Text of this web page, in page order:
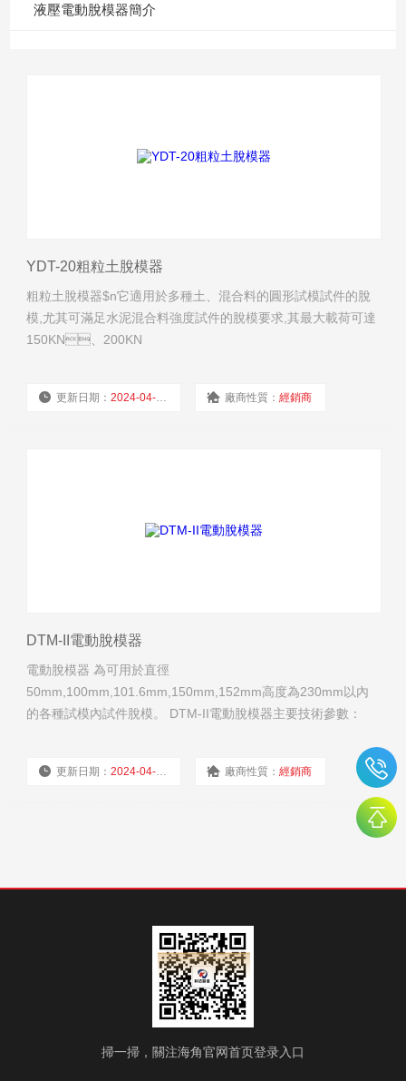
液壓電動脫模器簡介
YDT-20粗粒土脫模器
粗粒土脫模器$n它適用於多種土、混合料的圓形試模試件的脫
模,尤其可滿足水泥混合料強度試件的脫模要求,其最大載荷可達
150KN、200KN
更新日期：2024-04-01 廠商性質：經銷商
DTM-II電動脫模器
電動脫模器 為可用於直徑
50mm,100mm,101.6mm,150mm,152mm高度為230mm以內
的各種試模內試件脫模。 DTM-II電動脫模器主要技術參數：
速度：70mm/min 3、 脫模器絲杠移動距離：240mm
4、 脫模器絲杠上升極限距離：(L)270mm
更新日期：2024-04-01 廠商性質：經銷商
掃一掃，關注海角官网首页登录入口